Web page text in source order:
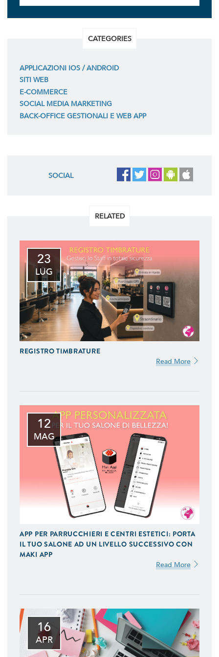
CATEGORIES
APPLICAZIONI IOS / ANDROID
SITI WEB
E-COMMERCE
SOCIAL MEDIA MARKETING
BACK-OFFICE GESTIONALI E WEB APP
SOCIAL
RELATED
23
LUG
REGISTRO TIMBRATURE
Read More
12
MAG
APP PER PARRUCCHIERI E CENTRI ESTETICI: PORTA
IL TUO SALONE AD UN LIVELLO SUCCESSIVO CON
MAKI APP
Read More
16
APR